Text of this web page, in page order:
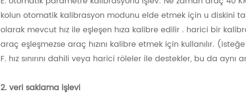
kolun otomatik kalibrasyon modunu elde etmek için u diskini
olarak mevcut hız ile eşleşen hıza kalibre edilir . harici bir
araç eşleşmezse araç hızını kalibre etmek için kullanılır.
F. hız sınırını dahili veya harici röleler ile destekler, bu da
2. veri saklama işlevi